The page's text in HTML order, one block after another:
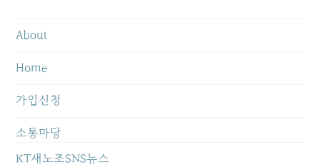
About
Home
가입신청
소통마당
KT새노조SNS뉴스